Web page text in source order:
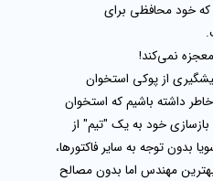
خود محافظی برای
نمی‌کند!
از پوکی استخوان
خاطر داشته باشیم که استخوان
خود به یک "تیم" از
بدون توجه به سایر فاکتورها،
مهندس اما بدون مصالح